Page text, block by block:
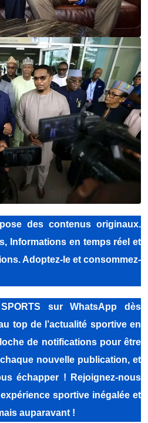
des contenus originaux.
Informations en temps réel et
Adoptez-le et consommez-
sur WhatsApp dès
top de l’actualité sportive en
de notifications pour être
nouvelle publication, et
échapper ! Rejoignez-nous
sportive inégalée et
auparavant !